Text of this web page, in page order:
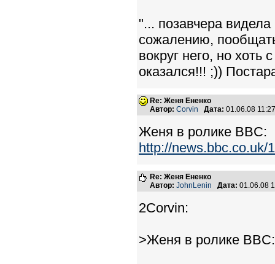
"... позавчера
сожалению,
вокруг него, но хоть
оказался!!! ;))
Re: Женя Ененко
Автор: Corvin Дата: 01.06.08
Женя в ролике BBC:
http://news.bbc.co.uk/
Re: Женя Ененко
Автор: JohnLenin Дата: 01.06.08
2Corvin:
>Женя в ролике BBC: